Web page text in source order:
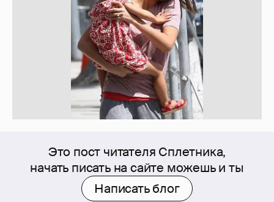
Это пост читателя Сплетника,
начать писать на сайте можешь и ты
Написать блог